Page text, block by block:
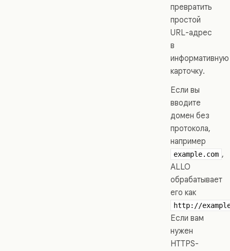
превратить
простой
URL-адрес
в
информативную
карточку.
Если вы
вводите
домен без
протокола,
например
example.com ,
ALLO
обрабатывает
его как
http://
Если вам
нужен
HTTPS-